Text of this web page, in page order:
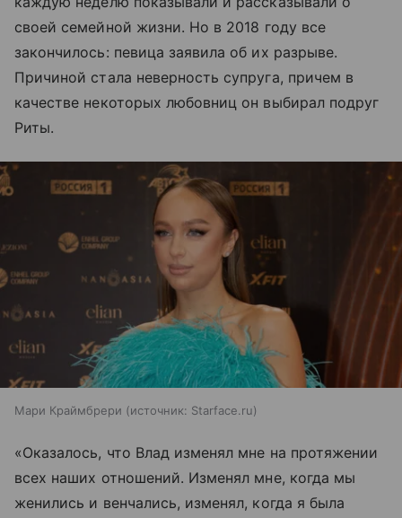
своей семейной жизни. Но в 2018 году все
закончилось: певица заявила об их разрыве.
Причиной стала неверность супруга, причем в
качестве некоторых любовниц он выбирал подруг
Риты.
Мари Краймбрери источник: Starface.ru
«Оказалось, что Влад изменял мне на протяжении
всех наших отношений. Изменял мне, когда мы
женились и венчались, изменял, когда я была